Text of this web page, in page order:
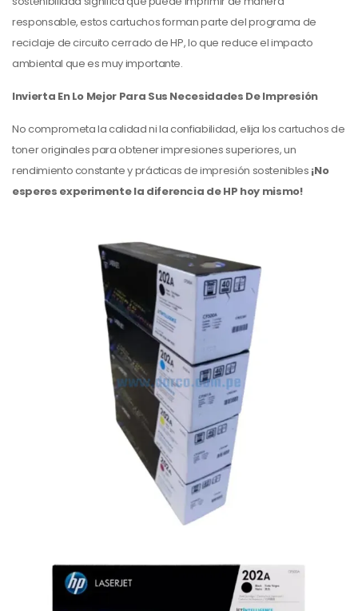
responsable, estos cartuchos forman parte del programa de
reciclaje de circuito cerrado de HP, lo que reduce el impacto
ambiental que es muy importante.
Invierta En Lo Mejor Para Sus Necesidades De Impresión
No comprometa la calidad ni la confiabilidad, elija los cartuchos de
toner originales para obtener impresiones superiores, un
rendimiento constante y prácticas de impresión sostenibles ¡No
esperes experimente la diferencia de HP hoy mismo!